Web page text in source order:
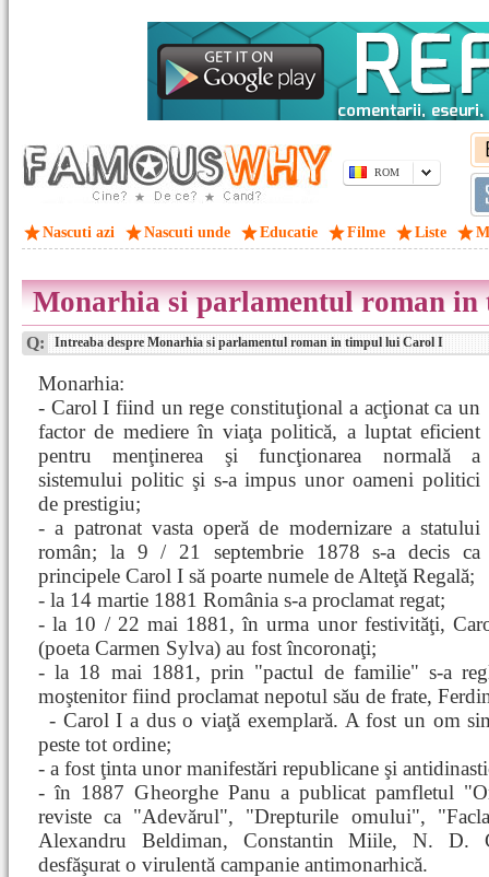
ROM
Nascuti azi Nascuti unde Educatie Filme Liste
Monarhia si parlamentul roman
Q: Intreaba despre Monarhia si parlamentul roman in timpul lui Carol I
Monarhia:
- Carol I fiind un rege constituţional a acţionat ca un
factor de mediere în viaţa politică, a luptat eficient
pentru menţinerea şi funcţionarea normală a
sistemului politic şi s-a impus unor oameni politici
de prestigiu;
- a patronat vasta operă de modernizare a statului
român; la 9 / 21 septembrie 1878 s-a decis ca
principele Carol I să poarte numele de Alteţă Regală;
- la 14 martie 1881 România s-a proclamat regat;
- la 10 / 22 mai 1881, în urma unor festivităţi,
(poeta Carmen Sylva) au fost încoronaţi;
- la 18 mai 1881, prin "pactul de familie" s-a
moştenitor fiind proclamat nepotul său de frate,
- Carol I a dus o viaţă exemplară. A fost un om
peste tot ordine;
- a fost ţinta unor manifestări republicane şi
- în 1887 Gheorghe Panu a publicat pamfletul
reviste ca "Adevărul", "Drepturile omului",
Alexandru Beldiman, Constantin Miile, N. D.
desfăşurat o virulentă campanie antimonarhică.